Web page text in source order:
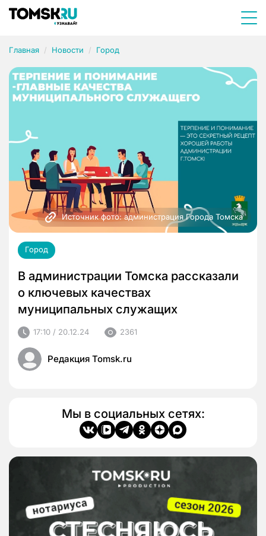
Главная Новости Город
Источник фото: администрация Города Томска
Город
В администрации Томска рассказали
о ключевых качествах
муниципальных служащих
17:10 / 20.12.24 2361
Редакция Tomsk.ru
Мы в социальных сетях: